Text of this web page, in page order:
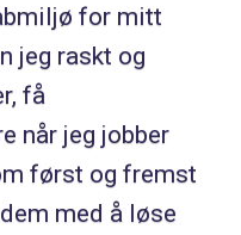
for mitt
jeg raskt og
få
når jeg jobber
først og fremst
med å løse